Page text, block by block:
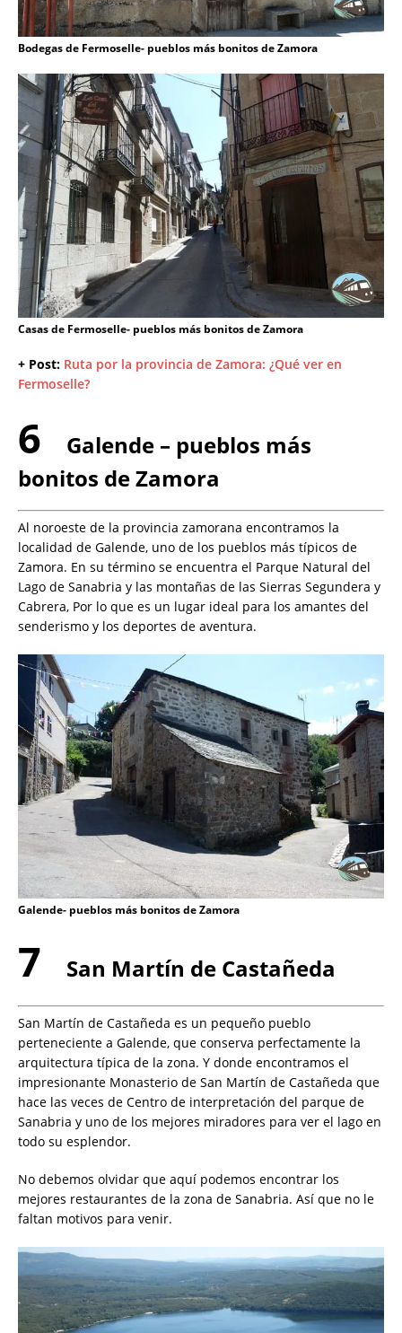
Bodegas de Fermoselle- pueblos más bonitos de Zamora
Casas de Fermoselle- pueblos más bonitos de Zamora
+ Post: Ruta por la provincia de Zamora: ¿Qué ver en
Fermoselle?
6
Galende – pueblos más
bonitos de Zamora
Al noroeste de la provincia zamorana encontramos la
localidad de Galende, uno de los pueblos más típicos de
Zamora. En su término se encuentra el Parque Natural del
Lago de Sanabria y las montañas de las Sierras Segundera y
Cabrera, Por lo que es un lugar ideal para los amantes del
senderismo y los deportes de aventura.
Galende- pueblos más bonitos de Zamora
7 San Martín de Castañeda
San Martín de Castañeda es un pequeño pueblo
perteneciente a Galende, que conserva perfectamente la
arquitectura típica de la zona. Y donde encontramos el
impresionante Monasterio de San Martín de Castañeda que
hace las veces de Centro de interpretación del parque de
Sanabria y uno de los mejores miradores para ver el lago en
todo su esplendor.
No debemos olvidar que aquí podemos encontrar los
mejores restaurantes de la zona de Sanabria. Así que no le
faltan motivos para venir.